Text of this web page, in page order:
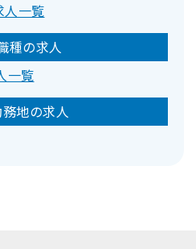
人一覧
種の求人
一覧
地の求人